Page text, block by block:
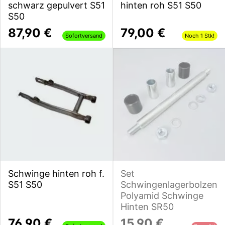
schwarz gepulvert S51
S50
87,90 € Sofortversand
hinten roh S51 S50
79,00 € Noch 1 Stk!
Schwinge hinten roh f.
S51 S50
Set
Schwingenlagerbolzen
Polyamid Schwinge
Hinten SR50